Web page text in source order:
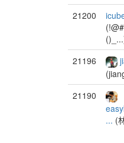
21200
21196
21190
... (